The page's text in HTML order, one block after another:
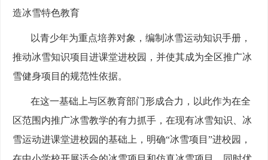
造冰雪特色教育
以青少年为重点培养对象，编制冰雪运动知识手册，
推动冰雪知识项目进课堂进校园，并使其成为全区推广冰
雪健身项目的规范性依据。
在这一基础上与区教育部门形成合力，以此作为在全
区范围内推广冰雪教学的有力抓手，在现有冰雪知识、冰
雪运动进课堂进校园的基础上，明确“冰雪项目”进校园，